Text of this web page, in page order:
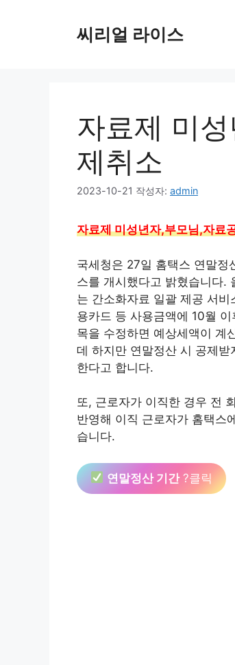
씨리얼 라이스
자료제 미
제취소
2023-10-21 작성자: admin
자료제 미성년자,부모님,자료
국세청은 27일 홈택스 연말정
스를 개시했다고 밝혔습니다.
는 간소화자료 일괄 제공 서
용카드 등 사용금액에 10월
목을 수정하면 예상세액이 계
데 하지만 연말정산 시 공제
한다고 합니다.
또, 근로자가 이직한 경우 전
반영해 이직 근로자가 홈택스
습니다.
연말정산 기간?클릭